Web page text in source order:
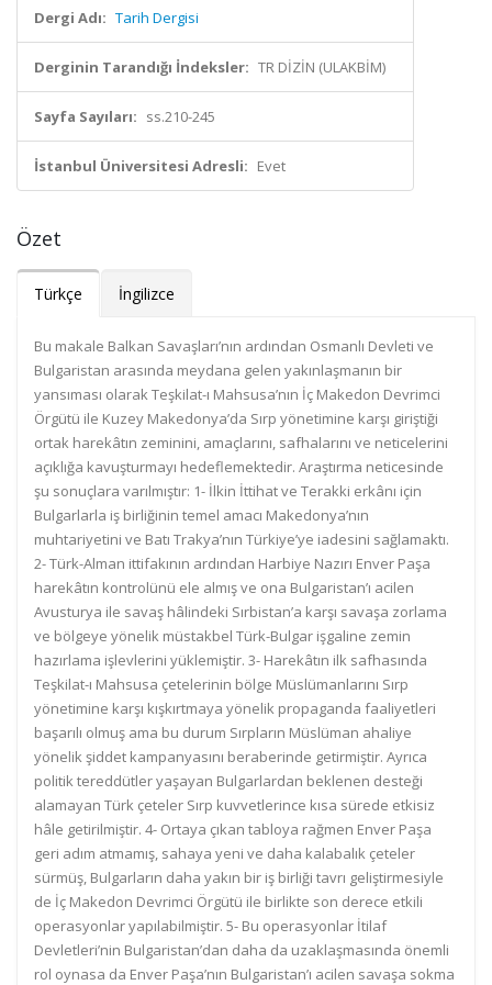
Dergi Adı: Tarih Dergisi
Derginin Tarandığı İndeksler: TR DİZİN (ULAKBİM)
Sayfa Sayıları: ss.210-245
İstanbul Üniversitesi Adresli: Evet
Özet
Türkçe İngilizce
Bu makale Balkan Savaşları’nın ardından Osmanlı Devleti ve
Bulgaristan arasında meydana gelen yakınlaşmanın bir
yansıması olarak Teşkilat-ı Mahsusa’nın İç Makedon Devrimci
Örgütü ile Kuzey Makedonya’da Sırp yönetimine karşı giriştiği
ortak harekâtın zeminini, amaçlarını, safhalarını ve neticelerini
açıklığa kavuşturmayı hedeflemektedir. Araştırma neticesinde
şu sonuçlara varılmıştır: 1- İlkin İttihat ve Terakki erkânı için
Bulgarlarla iş birliğinin temel amacı Makedonya’nın
muhtariyetini ve Batı Trakya’nın Türkiye’ye iadesini sağlamaktı.
2- Türk-Alman ittifakının ardından Harbiye Nazırı Enver Paşa
harekâtın kontrolünü ele almış ve ona Bulgaristan’ı acilen
Avusturya ile savaş hâlindeki Sırbistan’a karşı savaşa zorlama
ve bölgeye yönelik müstakbel Türk-Bulgar işgaline zemin
hazırlama işlevlerini yüklemiştir. 3- Harekâtın ilk safhasında
Teşkilat-ı Mahsusa çetelerinin bölge Müslümanlarını Sırp
yönetimine karşı kışkırtmaya yönelik propaganda faaliyetleri
başarılı olmuş ama bu durum Sırpların Müslüman ahaliye
yönelik şiddet kampanyasını beraberinde getirmiştir. Ayrıca
politik tereddütler yaşayan Bulgarlardan beklenen desteği
alamayan Türk çeteler Sırp kuvvetlerince kısa sürede etkisiz
hâle getirilmiştir. 4- Ortaya çıkan tabloya rağmen Enver Paşa
geri adım atmamış, sahaya yeni ve daha kalabalık çeteler
sürmüş, Bulgarların daha yakın bir iş birliği tavrı geliştirmesiyle
de İç Makedon Devrimci Örgütü ile birlikte son derece etkili
operasyonlar yapılabilmiştir. 5- Bu operasyonlar İtilaf
Devletleri’nin Bulgaristan’dan daha da uzaklaşmasında önemli
rol oynasa da Enver Paşa’nın Bulgaristan’ı acilen savaşa sokma